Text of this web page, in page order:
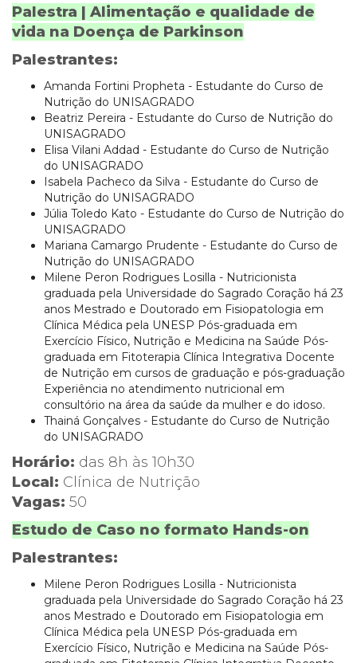
Palestra | Alimentação e qualidade de
vida na Doença de Parkinson
Palestrantes:
Amanda Fortini Propheta - Estudante do Curso de
Nutrição do UNISAGRADO
Beatriz Pereira - Estudante do Curso de Nutrição do
UNISAGRADO
Elisa Vilani Addad - Estudante do Curso de Nutrição
do UNISAGRADO
Isabela Pacheco da Silva - Estudante do Curso de
Nutrição do UNISAGRADO
Júlia Toledo Kato - Estudante do Curso de Nutrição do
UNISAGRADO
Mariana Camargo Prudente - Estudante do Curso de
Nutrição do UNISAGRADO
Milene Peron Rodrigues Losilla - Nutricionista
graduada pela Universidade do Sagrado Coração há 23
anos Mestrado e Doutorado em Fisiopatologia em
Clínica Médica pela UNESP Pós-graduada em
Exercício Físico, Nutrição e Medicina na Saúde Pós-
graduada em Fitoterapia Clínica Integrativa Docente
de Nutrição em cursos de graduação e pós-graduação
Experiência no atendimento nutricional em
consultório na área da saúde da mulher e do idoso.
Thainá Gonçalves - Estudante do Curso de Nutrição
do UNISAGRADO
Horário: das 8h às 10h30
Local: Clínica de Nutrição
Vagas: 50
Estudo de Caso no formato Hands-on
Palestrantes:
Milene Peron Rodrigues Losilla - Nutricionista
graduada pela Universidade do Sagrado Coração há 23
anos Mestrado e Doutorado em Fisiopatologia em
Clínica Médica pela UNESP Pós-graduada em
Exercício Físico, Nutrição e Medicina na Saúde Pós-